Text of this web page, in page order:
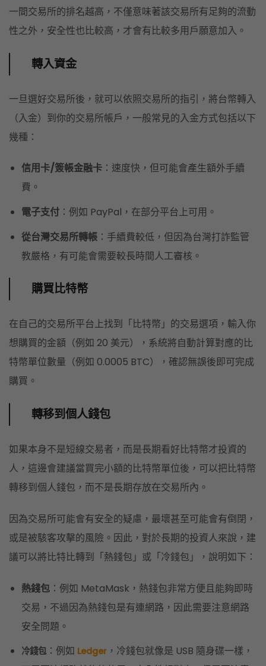
一間交易所的排名越高，不僅意味著該交易所有足夠的流動
性之外，安全性也比較高，才會有比較多用戶願意加入。
轉入資金
一旦選好交易所後，就可以依照交易所的指引，將台幣轉入
（入金）到你的交易所帳戶，一般常見的入金方式包括以下
幾種：
信用卡/簽帳金融卡：速度快，但可能會產生額外手續
費。
電子支付：例如 PayPal，在部分平台上可用。
從台灣交易所轉帳：手續費較低，但因為台灣打詐監管
教嚴格，有可能會需要較長時間人工審核。
購買比特幣
在自己的交易所平台上找到「比特幣」的交易選項，輸入你
想購買的金額（例如 20 美元），系統將自動計算對應的比
特幣單位數量（例如 0.0005 BTC），確認無誤後即可完成
購買。
轉移到個人錢包
如果本身不是短線交易者，而是長期看好比特幣才投資的
人，這邊會建議當買完小額的比特幣單位後，可以把比特幣
轉移到個人錢包，而不是長期存放在交易所內。
因為交易所可能會有安全的疑慮，最壞甚至可能會有倒閉，
或是被駭客攻擊的風險。 因此，對於長期的投資人來說，建
議可以將比特比轉到「熱錢包」或「冷錢包」，說明如下：
熱錢包：例如 MetaMask，熱錢包非常方便且能夠即時
交易，不過因為熱錢包是有連網路，因此需要注意網路
安全問題。
冷錢包：例如 Ledger，冷錢包就像是 USB 隨身碟一樣，